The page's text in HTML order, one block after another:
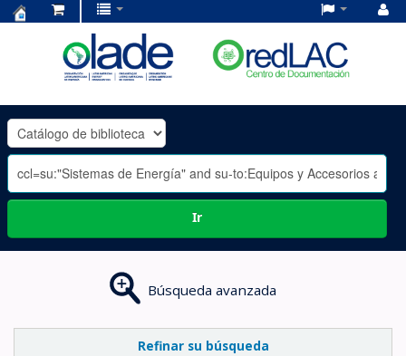
OLADE
-
Ir
Búsqueda avanzada
Refinar su búsqueda